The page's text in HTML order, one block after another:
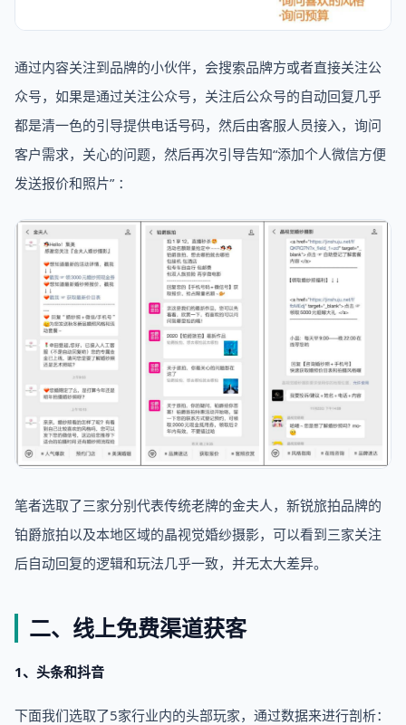
通过内容关注到品牌的小伙伴，会搜索品牌方或者直接关注公
众号，如果是通过关注公众号，关注后公众号的自动回复几乎
都是清一色的引导提供电话号码，然后由客服人员接入，询问
客户需求，关心的问题，然后再次引导告知“添加个人微信方便
发送报价和照片” ：
笔者选取了三家分别代表传统老牌的金夫人，新锐旅拍品牌的
铂爵旅拍以及本地区域的晶视觉婚纱摄影，可以看到三家关注
后自动回复的逻辑和玩法几乎一致，并无太大差异。
二、线上免费渠道获客
1、头条和抖音
下面我们选取了5家行业内的头部玩家，通过数据来进行剖析：